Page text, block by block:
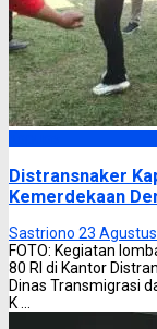
Distransnaker
Kemerdekaan
Sastriono 23
FOTO: Kegiatan
80 RI di Kantor
Dinas Transmigrasi
K ...